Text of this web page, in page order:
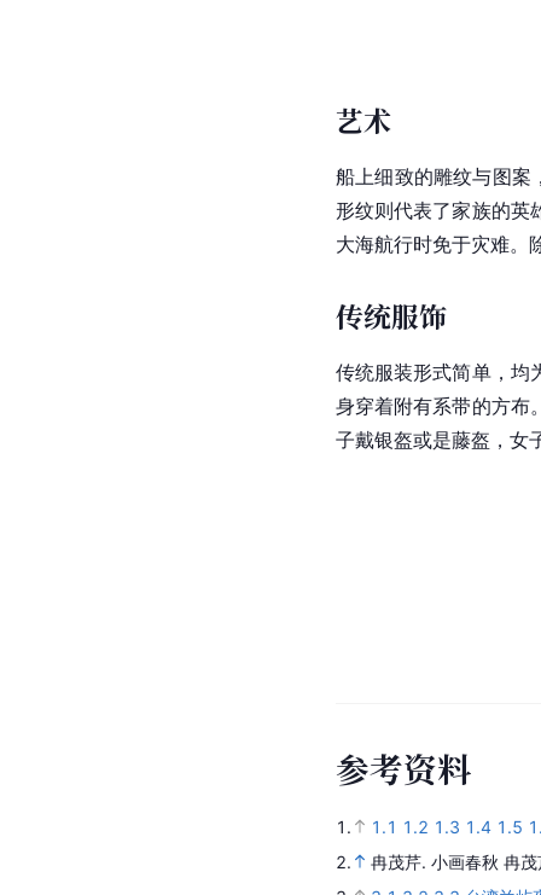
艺术
船上细致的雕纹与图案
形纹则代表了家族的英
大海航行时免于灾难。
传统服饰
传统服装形式简单，均
身穿着附有系带的方布
子戴银盔或是藤盔，女
参考资料
1. 1.1 1.2 1.3 1.4 1.5
2.
冉茂芹. 小画春秋 冉